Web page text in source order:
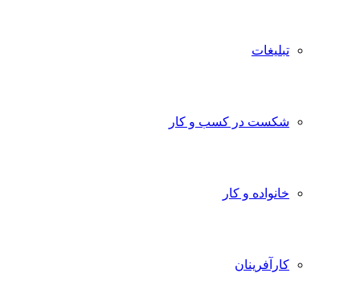
تبلیغات
شکست در کسب و کار
خانواده و کار
کارآفرینان